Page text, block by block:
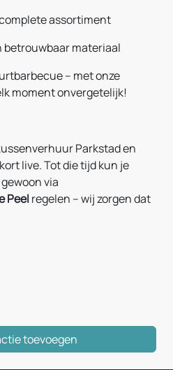
assortiment
betrouwbaar materiaal
– met onze
moment onvergetelijk!
Parkstad en
live. Tot die tijd kun je
via
Peelregelen – wij zorgen dat
toevoegen